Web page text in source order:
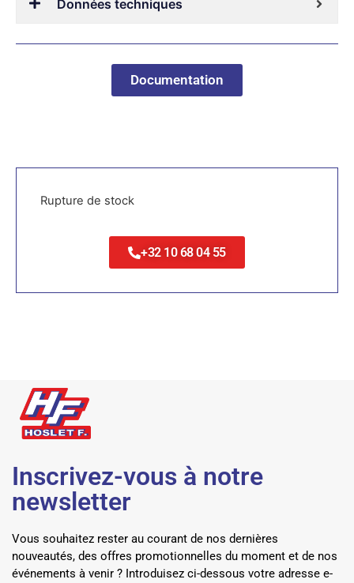
Données techniques
Documentation
Rupture de stock
+32 10 68 04 55
Inscrivez-vous à notre
newsletter
Vous souhaitez rester au courant de nos dernières
nouveautés, des offres promotionnelles du moment et de nos
événements à venir ? Introduisez ci-dessous votre adresse e-